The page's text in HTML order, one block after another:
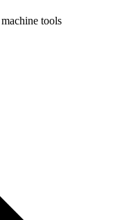
tools